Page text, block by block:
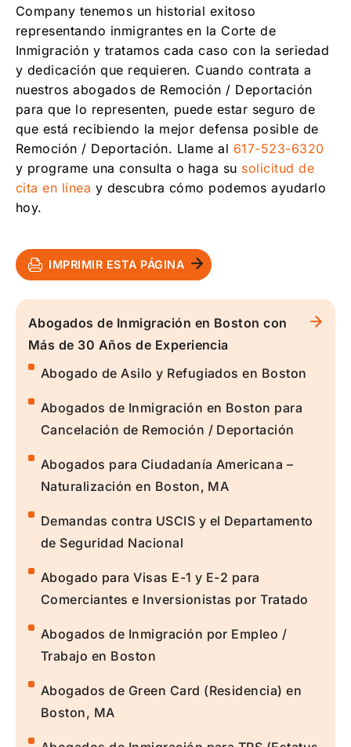
Company tenemos un historial exitoso
representando inmigrantes en la Corte de
Inmigración y tratamos cada caso con la seriedad
y dedicación que requieren. Cuando contrata a
nuestros abogados de Remoción / Deportación
para que lo representen, puede estar seguro de
que está recibiendo la mejor defensa posible de
Remoción / Deportación. Llame al 617-523-6320
y programe una consulta o haga su solicitud de
cita en línea y descubra cómo podemos ayudarlo
hoy.
IMPRIMIR ESTA PÁGINA
Abogados de Inmigración en Boston con
Más de 30 Años de Experiencia
Abogado de Asilo y Refugiados en Boston
Abogados de Inmigración en Boston para
Cancelación de Remoción / Deportación
Abogados para Ciudadanía Americana –
Naturalización en Boston, MA
Demandas contra USCIS y el Departamento
de Seguridad Nacional
Abogado para Visas E-1 y E-2 para
Comerciantes e Inversionistas por Tratado
Abogados de Inmigración por Empleo /
Trabajo en Boston
Abogados de Green Card (Residencia) en
Boston, MA